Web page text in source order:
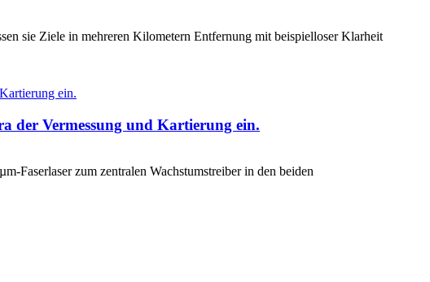
sie Ziele in mehreren Kilometern Entfernung mit beispielloser Klarheit
der Vermessung und Kartierung ein.
Faserlaser zum zentralen Wachstumstreiber in den beiden